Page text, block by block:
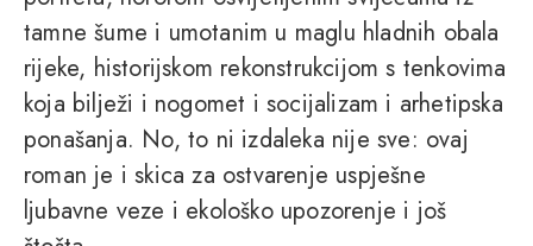
tamne šume i umotanim u maglu hladnih obala
rijeke, historijskom rekonstrukcijom s tenkovima
koja bilježi i nogomet i socijalizam i arhetipska
ponašanja. No, to ni izdaleka nije sve: ovaj
roman je i skica za ostvarenje uspješne
ljubavne veze i ekološko upozorenje i još